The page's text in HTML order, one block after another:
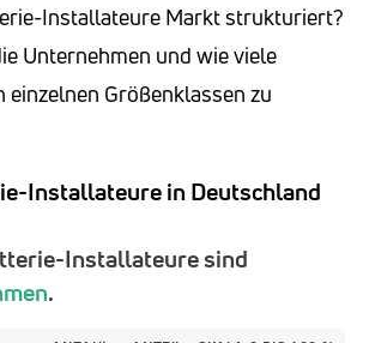
Installateure Markt strukturiert?
Unternehmen und wie viele
einzelnen Größenklassen zu
Installateure in Deutschland
Installateure sind
.